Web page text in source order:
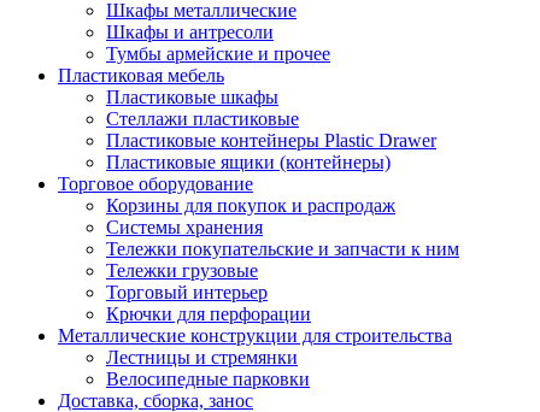
Шкафы металлические
Шкафы и антресоли
Тумбы армейские и прочее
Пластиковая мебель
Пластиковые шкафы
Стеллажи пластиковые
Пластиковые контейнеры Plastic Drawer
Пластиковые ящики (контейнеры)
Торговое оборудование
Корзины для покупок и распродаж
Системы хранения
Тележки покупательские и запчасти к ним
Тележки грузовые
Торговый интерьер
Крючки для перфорации
Металлические конструкции для строительства
Лестницы и стремянки
Велосипедные парковки
Доставка, сборка, занос